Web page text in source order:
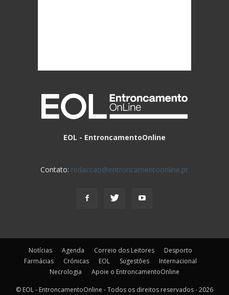
EOL - EntroncamentoOnline
Contato: redaccao@entroncamentoonline.pt
Notícias Agenda Correio dos Leitores
Desporto
Farmácias
Crónicas EOL Sugestões
Internacional
Necrologia
Apoie o EntroncamentoOnline
© EOL - EntroncamentoOnline - Todos os direitos reservados - 2026